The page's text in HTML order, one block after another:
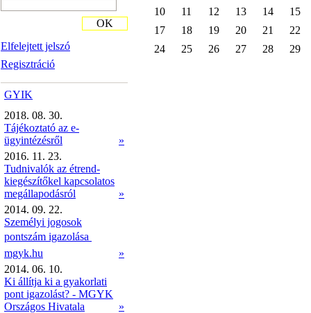
Elfelejtett jelszó
Regisztráció
OK
GYIK
2018. 08. 30.
Tájékoztató az e-
ügyintézésről
»
2016. 11. 23.
Tudnivalók az étrend-
kiegészítőkel kapcsolatos
megállapodásról
»
2014. 09. 22.
Személyi jogosok
pontszám igazolása 
mgyk.hu
»
2014. 06. 10.
Ki állítja ki a gyakorlati
pont igazolást? - MGYK
Országos Hivatala
»
10
11 12 13 14
15
17
18 19 20 21
22
24
25 26 27 28 29